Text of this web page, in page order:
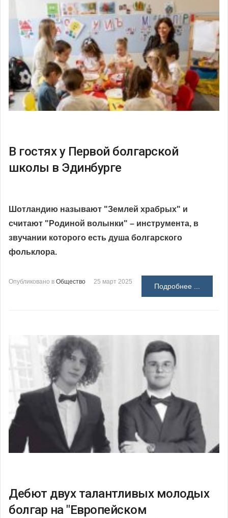
В гостях у Первой болгарской
школы в Эдинбурге
Шотландию называют "Землей храбрых" и
считают "Родиной волынки" – инструмента, в
звучании которого есть душа болгарского
фольклора.
Опубликовано в Общество 25 март 2025
Подробнее ...
Дебют двух талантливых молодых
болгар на "Европейском